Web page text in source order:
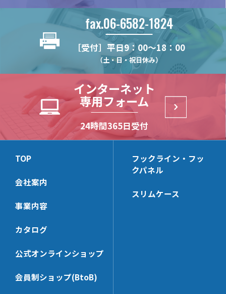
HL30F
HL50M
HLE22S
HLE22SR
HLE20S
HLE22F
HL-MBSK-N
HL-HK4S【在庫限り】
HL-WHK
HL-BKS35x68
HL-HK5
HL-PCHK
HL-SE
HL-UHK
HL-SWHK
HL-PT35x68N
HL-DHK-N
HL-R3HK
HP24P
HP375P
HP75P
HP100P
フックパネル・Bタイプ フックパネル・Sタイプ
HP60S
HP75S
HP100S
フックパネル・Fタイプ フックパネル・木製タイプ
WPN
WPN-LRAL
HPオプションパーツ
HP-CHK-N
HP-V_RHK
HP-SWHK/L
HP-PT60x65N
HP-CTHK【在庫限り】
HP-WHG25
HP-MZHK
HP-PT40x65N
HP-WHG30
HP-FHK
ハイブリッドパネル
HB2-T
HB2-B
(リーズナブルモデル)
(リーズナブルモデル)
HB-S
HB-B
HB-T
fax.06-6582-1824
［受付］平日9：00～18：00
（土・日・祝日休み）
インターネット
専用フォーム
24時間365日受付
TOP
会社案内
事業内容
カタログ
公式オンラインショップ
会員制ショップ(BtoB)
フックライン・フッ
クパネル
スリムケース